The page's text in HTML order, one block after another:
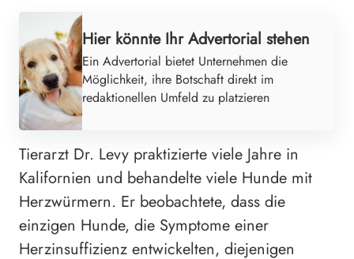
Hier könnte Ihr Advertorial stehen
Ein Advertorial bietet Unternehmen die
Möglichkeit, ihre Botschaft direkt im
redaktionellen Umfeld zu platzieren
Tierarzt Dr. Levy praktizierte viele Jahre in
Kalifornien und behandelte viele Hunde mit
Herzwürmern. Er beobachtete, dass die
einzigen Hunde, die Symptome einer
Herzinsuffizienz entwickelten, diejenigen